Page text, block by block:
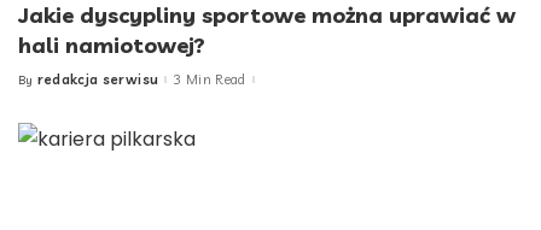
Jakie dyscypliny sportowe można uprawiać w
hali namiotowej?
Posted
By redakcja serwisu 3 Min Read